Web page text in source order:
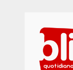
content